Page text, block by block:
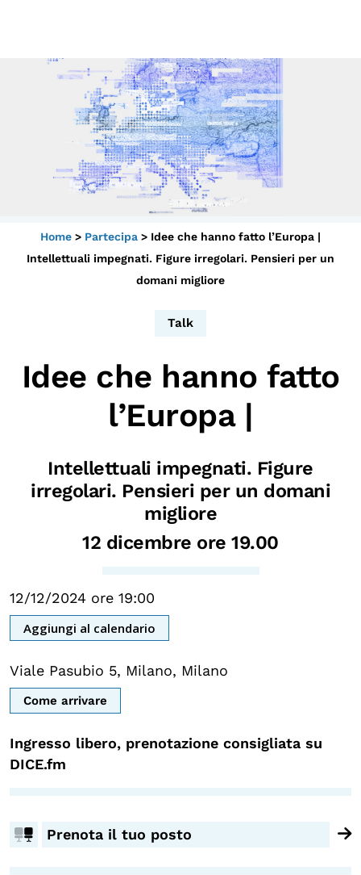
Sostieni
Sala di Lettura
LA FONDAZIONE
Chi siamo
Biblioteca
Mostre digitali
I CONTENUTI
Osservatori di ricerca
Progetti Nazionali
Progetti Internazionali
Storie di Resistenza, ottant’anni dopo
Calendario civile
Elezioni dal mondo
Podcast
OLTRE LA SCUOLA
Under25
Home > Partecipa > Idee che hanno fatto l’Europa |
Intellettuali impegnati. Figure irregolari. Pensieri per un
domani migliore
Talk
Idee che hanno fatto
l’Europa |
Intellettuali impegnati. Figure
irregolari. Pensieri per un domani
migliore
12 dicembre ore 19.00
12/12/2024 ore 19:00
Aggiungi al calendario
Viale Pasubio 5, Milano, Milano
Come arrivare
Ingresso libero, prenotazione consigliata su
DICE.fm
Prenota il tuo posto